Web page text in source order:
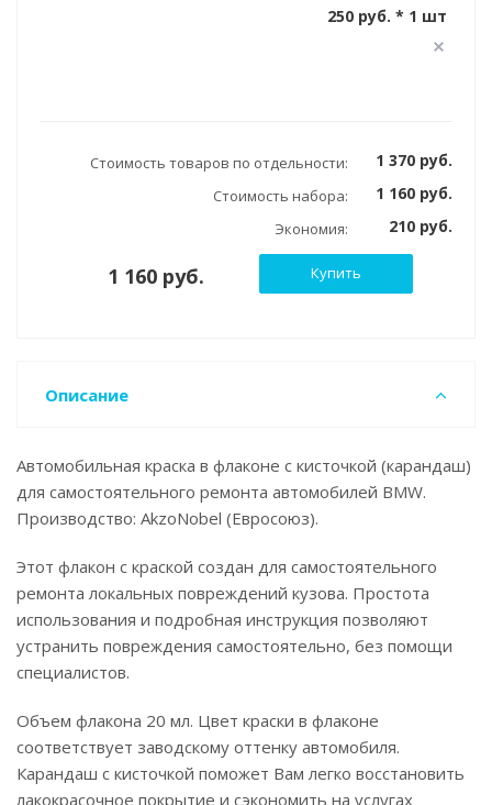
250 руб. * 1 шт
Стоимость товаров по отдельности: 1 370 руб.
Стоимость набора: 1 160 руб.
Экономия: 210 руб.
1 160 руб. Купить
Описание
Автомобильная краска в флаконе с кисточкой (карандаш)
для самостоятельного ремонта автомобилей BMW.
Производство: AkzoNobel (Евросоюз).
Этот флакон с краской создан для самостоятельного
ремонта локальных повреждений кузова. Простота
использования и подробная инструкция позволяют
устранить повреждения самостоятельно, без помощи
специалистов.
Объем флакона 20 мл. Цвет краски в флаконе
соответствует заводскому оттенку автомобиля.
Карандаш с кисточкой поможет Вам легко восстановить
лакокрасочное покрытие и сэкономить на услугах